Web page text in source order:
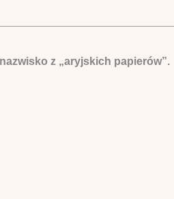
z „aryjskich papierów”.